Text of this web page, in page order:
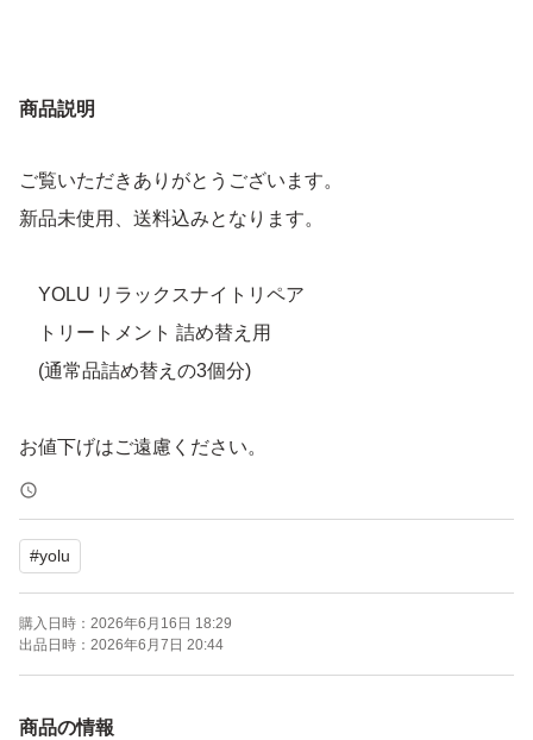
商品説明
ご覧いただきありがとうございます。
新品未使用、送料込みとなります。
YOLU リラックスナイトリペア
トリートメント 詰め替え用
(通常品詰め替えの3個分)
お値下げはご遠慮ください。
発送の際は、簡易包装でいたします。
ご了承ください。
どうぞよろしくお願いいたします。
#yolu
購入日時： 2026年6月16日 18:29
出品日時： 2026年6月7日 20:44
商品の情報